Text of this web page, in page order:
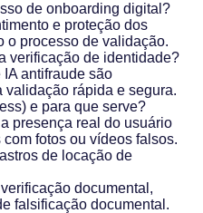
de onboarding digital?
e proteção dos
o processo de validação.
verificação de identidade?
antifraude são
validação rápida e segura.
e para que serve?
presença real do usuário
fotos ou vídeos falsos.
de locação de
documental,
falsificação documental.